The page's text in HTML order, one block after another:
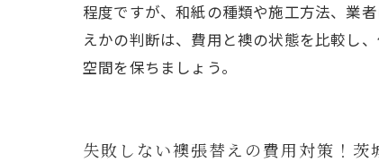
程度ですが、和紙の種類や施工方法、業
えかの判断は、費用と襖の状態を比較し
空間を保ちましょう。
失敗しない襖張替えの費用対策！